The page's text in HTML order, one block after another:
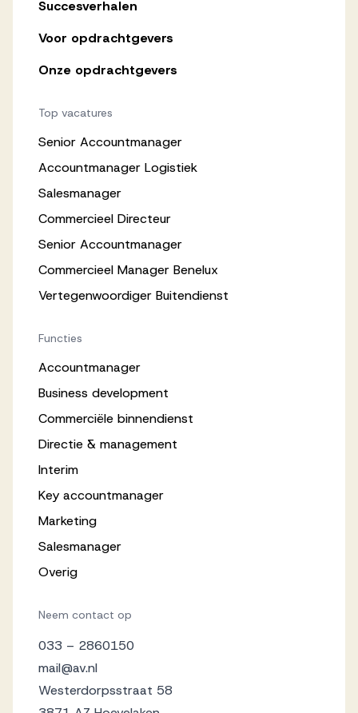
Succesverhalen
Voor opdrachtgevers
Onze opdrachtgevers
Top vacatures
Senior Accountmanager
Accountmanager Logistiek
Salesmanager
Commercieel Directeur
Senior Accountmanager
Commercieel Manager Benelux
Vertegenwoordiger Buitendienst
Functies
Accountmanager
Business development
Commerciële binnendienst
Directie & management
Interim
Key accountmanager
Marketing
Salesmanager
Overig
Neem contact op
033 – 2860150
mail@av.nl
Westerdorpsstraat 58